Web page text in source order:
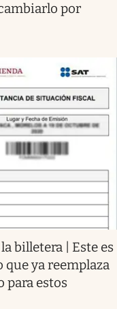
por
billetera | Este es
ya reemplaza
para estos